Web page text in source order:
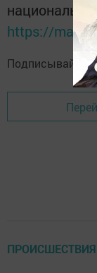
https://
ПРОИСШЕСТВИЯ